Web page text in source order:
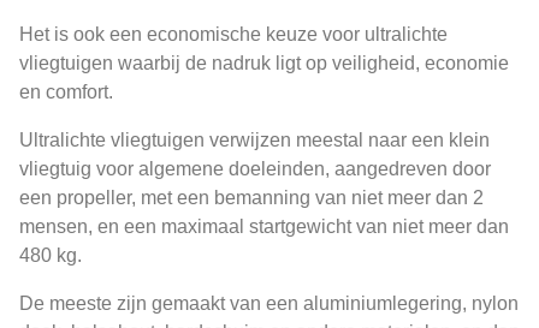
Het is ook een economische keuze voor ultralichte
vliegtuigen waarbij de nadruk ligt op veiligheid, economie
en comfort.
Ultralichte vliegtuigen verwijzen meestal naar een klein
vliegtuig voor algemene doeleinden, aangedreven door
een propeller, met een bemanning van niet meer dan 2
mensen, en een maximaal startgewicht van niet meer dan
480 kg.
De meeste zijn gemaakt van een aluminiumlegering, nylon